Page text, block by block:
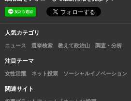
人気カテゴリ
ニュース 選挙検索 教えて政治山 調査・分析
注目テーマ
女性活躍 ネット投票 ソーシャルイノベーション
関連サイト